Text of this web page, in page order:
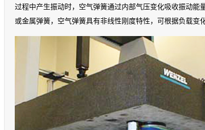
过程中产生振动时，空气弹簧通过内部气压变化吸收振动
或金属弹簧，空气弹簧具有非线性刚度特性，可根据负载变